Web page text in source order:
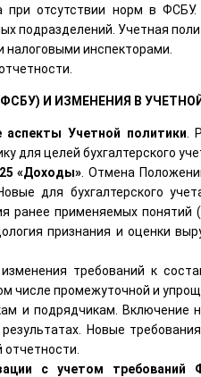
при отсутствии норм в
подразделений. Учетная
налоговыми инспекторами.
И ИЗМЕНЕНИЯ В
аспекты Учетной политики .
для целей бухгалтерского
«Доходы» . Отмена
для бухгалтерского
применяемых понятий
признания и оценки
требований к
числе промежуточной и
и подрядчикам. Включение
Новые
с учетом требований